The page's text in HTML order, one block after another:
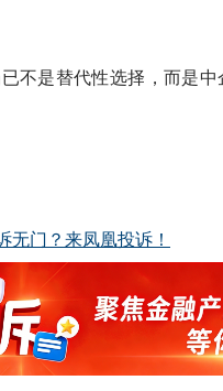
不是替代性选择，而是
门？来凤凰投诉！